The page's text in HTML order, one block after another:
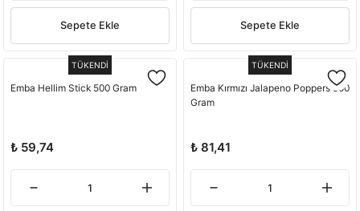
Sepete Ekle Sepete Ekle
TÜKENDİ
Emba Hellim Stick 500 Gram
₺ 59,74
TÜKENDİ
Emba Kırmızı Jalapeno Poppers 500
Gram
₺ 81,41